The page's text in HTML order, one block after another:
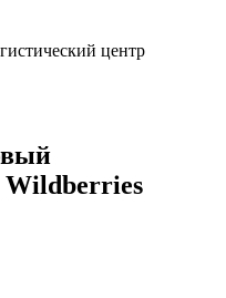
центр
Wildberries